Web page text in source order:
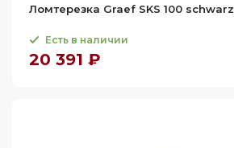
Ломтерезка Graef SKS 100 schwarz
Есть в наличии
20 391 ₽